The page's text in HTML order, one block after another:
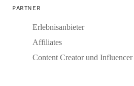
PARTNER
Erlebnisanbieter
Affiliates
Content Creator und Influencer